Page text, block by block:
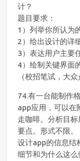
计？
题目要求：
1）列举你所认为
2）给出设计的详
3）表达用户主要
4）绘制关键界面
（校招笔试，大众
74.有一台能制作
app应用，可以在
走咖啡。分析目
要点。形式不限。
设计app的信息结
细节和为什么这